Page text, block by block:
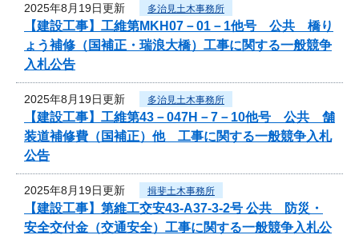
2025年8月19日更新 多治見土木事務所
【建設工事】工維第MKH07－01－1他号 公共 橋り
ょう補修（国補正・瑞浪大橋）工事に関する一般競争
入札公告
2025年8月19日更新 多治見土木事務所
【建設工事】工維第43－047H－7－10他号 公共 舗
装道補修費（国補正）他 工事に関する一般競争入札
公告
2025年8月19日更新 揖斐土木事務所
【建設工事】第維工交安43-A37-3-2号 公共 防災・
安全交付金（交通安全）工事に関する一般競争入札公